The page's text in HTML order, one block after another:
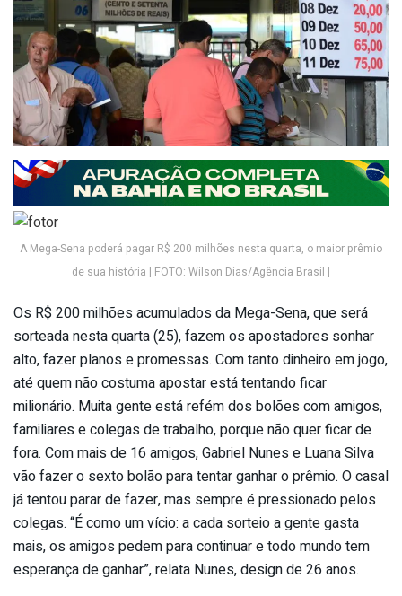
A Mega-Sena poderá pagar R$ 200 milhões nesta quarta, o maior prêmio
de sua história | FOTO: Wilson Dias/Agência Brasil |
Os R$ 200 milhões acumulados da Mega-Sena, que será
sorteada nesta quarta (25), fazem os apostadores sonhar
alto, fazer planos e promessas. Com tanto dinheiro em jogo,
até quem não costuma apostar está tentando ficar
milionário. Muita gente está refém dos bolões com amigos,
familiares e colegas de trabalho, porque não quer ficar de
fora. Com mais de 16 amigos, Gabriel Nunes e Luana Silva
vão fazer o sexto bolão para tentar ganhar o prêmio. O casal
já tentou parar de fazer, mas sempre é pressionado pelos
colegas. “É como um vício: a cada sorteio a gente gasta
mais, os amigos pedem para continuar e todo mundo tem
esperança de ganhar”, relata Nunes, design de 26 anos.